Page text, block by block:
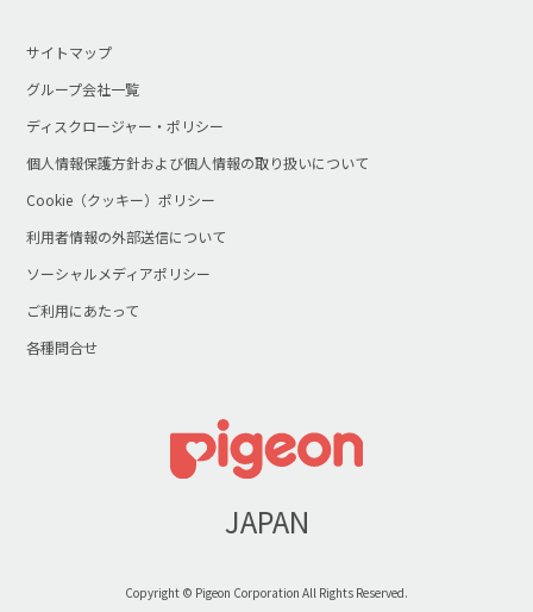
サイトマップ
グループ会社一覧
ディスクロージャー・ポリシー
個人情報保護方針および個人情報の取り扱いについて
Cookie（クッキー）ポリシー
利用者情報の外部送信について
ソーシャルメディアポリシー
ご利用にあたって
各種問合せ
JAPAN
Copyright © Pigeon Corporation All Rights Reserved.